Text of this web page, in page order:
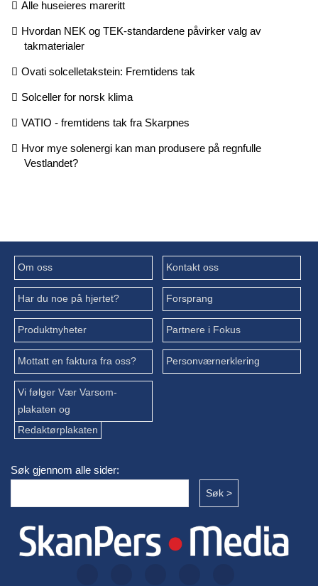
Alle huseieres mareritt
Hvordan NEK og TEK-standardene påvirker valg av
takmaterialer
Ovati solcelletakstein: Fremtidens tak
Solceller for norsk klima
VATIO - fremtidens tak fra Skarpnes
Hvor mye solenergi kan man produsere på regnfulle
Vestlandet?
Om oss Kontakt oss
Har du noe på hjertet? Forsprang
Produktnyheter Partnere i Fokus
Mottatt en faktura fra oss? Personværnerklering
Vi følger Vær Varsom-
plakaten og
Redaktørplakaten
Søk gjennom alle sider: